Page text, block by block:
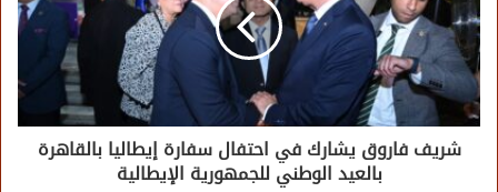
شريف فاروق يشارك في احتفال سفارة إيطاليا بالقاهرة
بالعيد الوطني للجمهورية الإيطالية